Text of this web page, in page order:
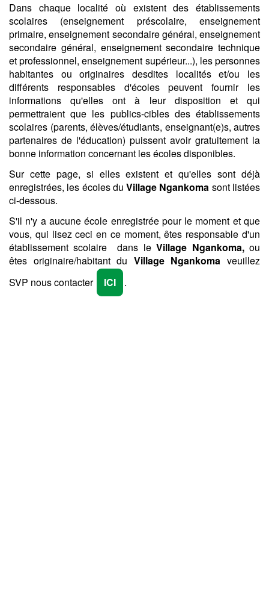
Dans chaque localité où existent des établissements
scolaires (enseignement préscolaire, enseignement
primaire, enseignement secondaire général, enseignement
secondaire général, enseignement secondaire technique
et professionnel, enseignement supérieur...), les personnes
habitantes ou originaires desdites localités et/ou les
différents responsables d'écoles peuvent fournir les
informations qu'elles ont à leur disposition et qui
permettraient que les publics-cibles des établissements
scolaires (parents, élèves/étudiants, enseignant(e)s, autres
partenaires de l'éducation) puissent avoir gratuitement la
bonne information concernant les écoles disponibles.
Sur cette page, si elles existent et qu'elles sont déjà
enregistrées, les écoles duVillage Ngankoma sont listées
ci-dessous.
S'il n'y a aucune école enregistrée pour le moment et que
vous, qui lisez ceci en ce moment, êtes responsable d'un
établissement scolaire dans leVillage Ngankoma,ou
êtes originaire/habitant du Village Ngankoma veuillez
SVP nous contacter
ICI .